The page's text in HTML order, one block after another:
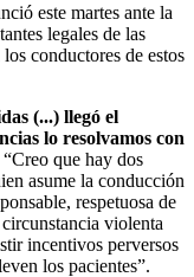
este martes ante la
legales de las
conductores de estos
(...) llegó el
lo resolvamos con
“Creo que hay dos
asume la conducción
respetuosa de
violenta
incentivos perversos
los pacientes”.